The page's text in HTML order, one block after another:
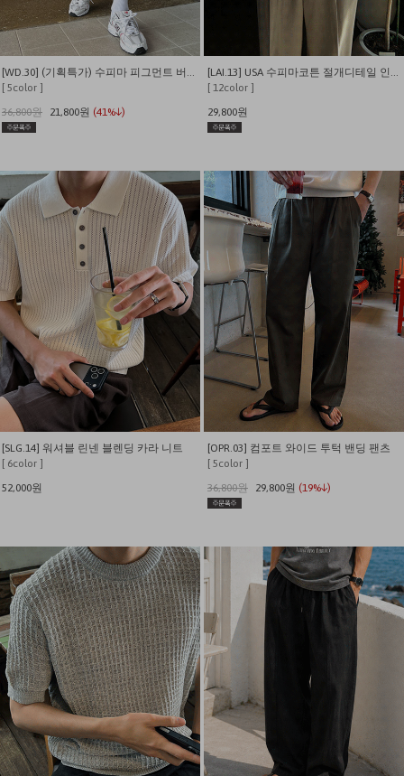
[WD.30] (기획특가) 수피마 피그먼트 버뮤다 와이드 쇼츠
[ 5color ]
36,800원
21,800원 (41%↓)
[LAI.13] USA 수피마코튼 절개디테일 인생 반팔티
[ 12color ]
29,800원
[SLG.14] 워셔블 린넨 블렌딩 카라 니트
[ 6color ]
52,000원
[OPR.03] 컴포트 와이드 투턱 밴딩 팬츠
[ 5color ]
36,800원
29,800원 (19%↓)